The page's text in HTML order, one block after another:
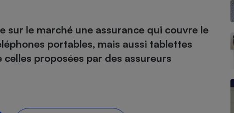
sur le marché une assurance qui couvre le
portables, mais aussi tablettes
proposées par des assureurs